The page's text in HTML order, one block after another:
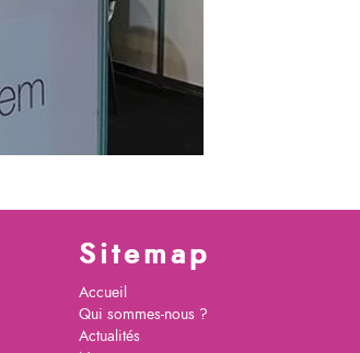
Sitemap
Accueil
Qui sommes-nous ?
Actualités